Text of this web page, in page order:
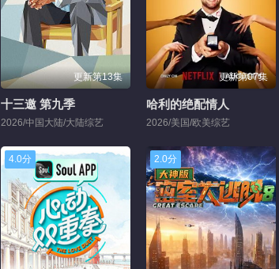
更新第13集
十三邀 第九季
2026/中国大陆/大陆综艺
更新第07集
哈利的绝配情人
2026/美国/欧美综艺
4.0分 2.0分